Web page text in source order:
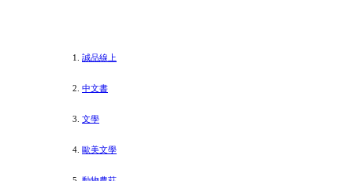
誠品線上
中文書
文學
歐美文學